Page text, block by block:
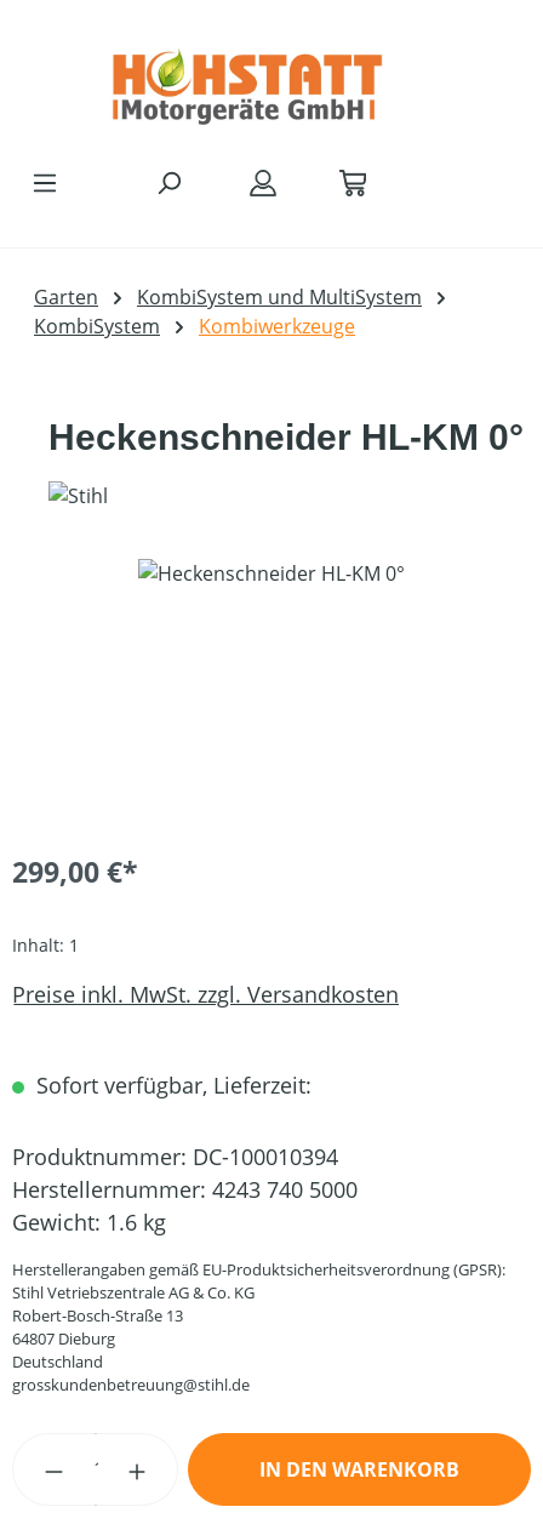
Garten
KombiSystem und MultiSystem
KombiSystem
Kombiwerkzeuge
Heckenschneider HL-KM 0°
Bildergalerie überspringen
299,00 €*
Inhalt: 1
Preise inkl. MwSt. zzgl. Versandkosten
Sofort verfügbar, Lieferzeit:
Produktnummer: DC-100010394
Herstellernummer: 4243 740 5000
Gewicht: 1.6 kg
Herstellerangaben gemäß EU-Produktsicherheitsverordnung (GPSR):
Stihl Vetriebszentrale AG & Co. KG
Robert-Bosch-Straße 13
64807 Dieburg
Deutschland
grosskundenbetreuung@stihl.de
Produkt Anzahl: Gib den gewünschten
IN DEN WARENKORB